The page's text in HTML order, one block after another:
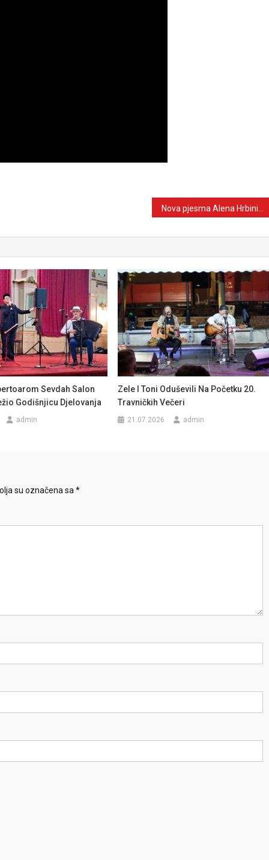
Sevdah Salon
Godišnjicu Djelovanja
admin
Zele I Toni Oduševili Na Početku 20.
Travničkih Večeri
21.07.2026 admin
su označena sa *